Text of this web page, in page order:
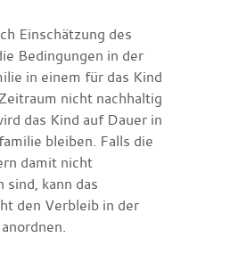
Einschätzung des
Bedingungen in der
in einem für das Kind
nicht nachhaltig
das Kind auf Dauer in
bleiben. Falls die
damit nicht
sind, kann das
den Verbleib in der